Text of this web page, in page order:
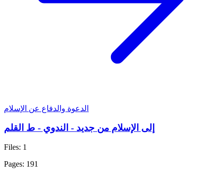
الدعوة والدفاع عن الإسلام
إلى الإسلام من جديد - الندوي - ط القلم
Files: 1
Pages: 191